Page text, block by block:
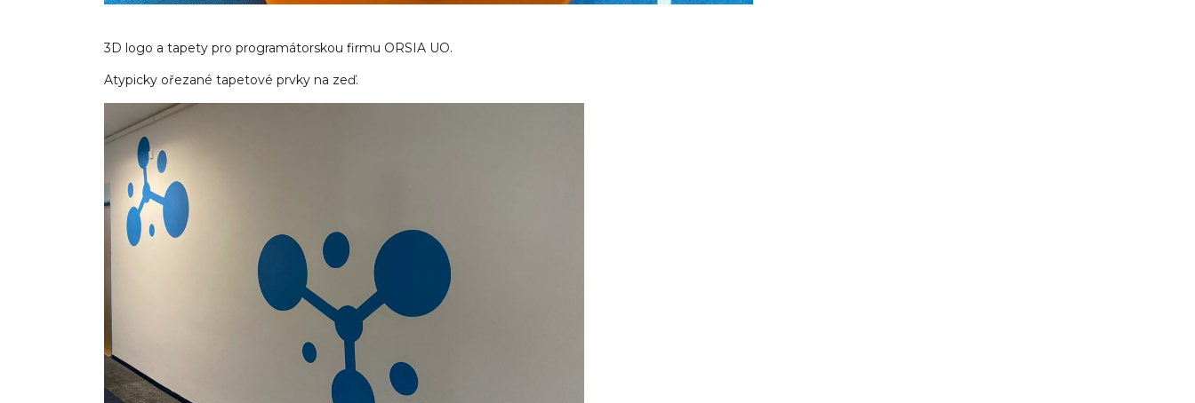
3D logo a tapety pro programátorskou firmu ORSIA UO.
Atypicky ořezané tapetové prvky na zeď.